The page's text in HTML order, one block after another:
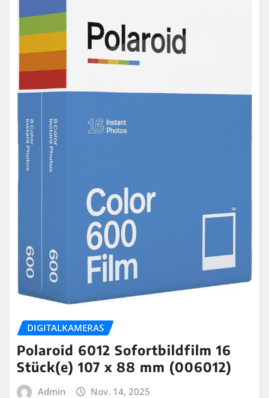
DIGITALKAMERAS
Polaroid 6012 Sofortbildfilm 16
Stück(e) 107 x 88 mm (006012)
Admin Nov. 14, 2025